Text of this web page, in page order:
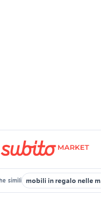
simili mobili in regalo nelle